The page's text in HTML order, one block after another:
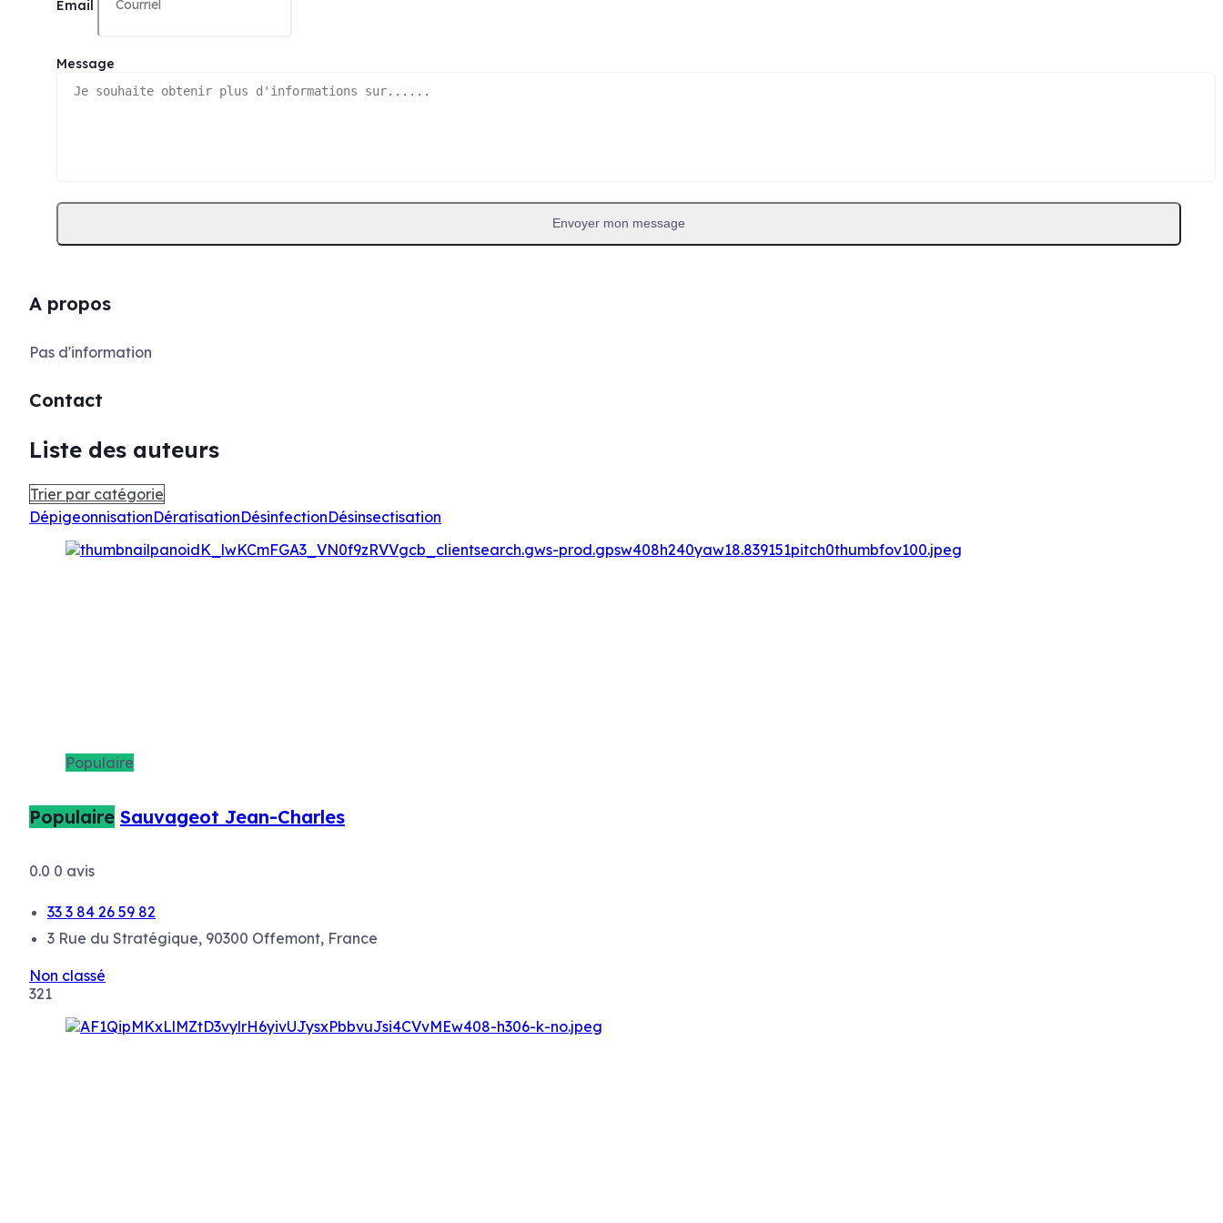
Email
Message
Envoyer mon message
A propos
Pas d'information
Contact
Liste des auteurs
Trier par catégorie
DépigeonnisationDératisationDésinfectionDésinsectisation
Populaire
Populaire Sauvageot Jean-Charles
0.0 0 avis
33 3 84 26 59 82
3 Rue du Stratégique, 90300 Offemont, France
Non classé
321